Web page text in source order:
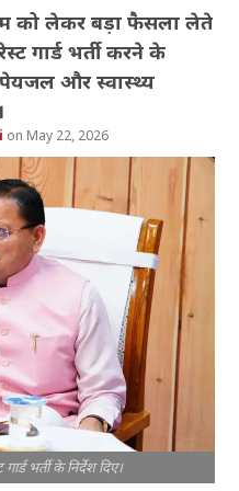
को लेकर बड़ा फैसला लेते
गार्ड भर्ती करने के
पेयजल और स्वास्थ्य
May 22, 2026
भर्ती के निर्देश दिए।